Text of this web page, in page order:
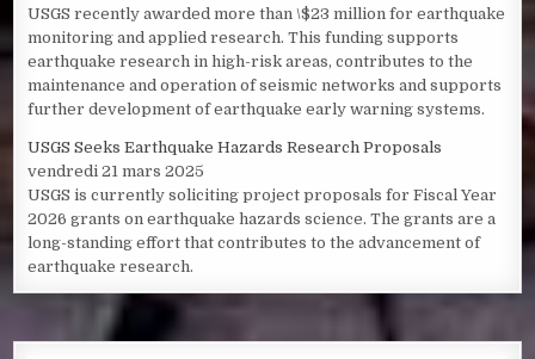
USGS recently awarded more than \$23 million for earthquake
monitoring and applied research. This funding supports
earthquake research in high-risk areas, contributes to the
maintenance and operation of seismic networks and supports
further development of earthquake early warning systems.
USGS Seeks Earthquake Hazards Research Proposals
vendredi 21 mars 2025
USGS is currently soliciting project proposals for Fiscal Year
2026 grants on earthquake hazards science. The grants are a
long-standing effort that contributes to the advancement of
earthquake research.